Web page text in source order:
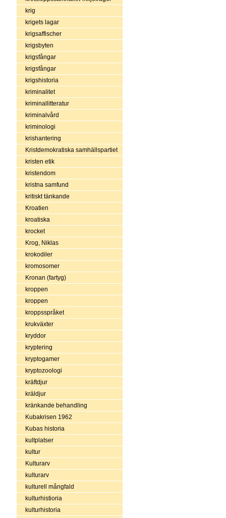
krig
krigets lagar
krigsaffischer
krigsbyten
krigsfångar
krigsfångar
krigshistoria
kriminalitet
kriminallitteratur
kriminalvård
kriminologi
krishantering
Kristdemokratiska samhällspartiet
kristen etik
kristendom
kristna samfund
kritiskt tänkande
Kroatien
kroatiska
krocket
Krog, Niklas
krokodiler
kromosomer
Kronan (fartyg)
kroppen
kroppen
kroppsspråket
krukväxter
kryddor
kryptering
kryptogamer
kryptozoologi
kräftdjur
kräldjur
kränkande behandling
Kubakrisen 1962
Kubas historia
kultplatser
kultur
Kulturarv
kulturarv
kulturell mångfald
kulturhistioria
kulturhistoria